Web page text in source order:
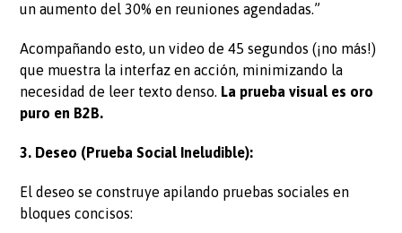
un aumento del 30% en reuniones agendadas.”
Acompañando esto, un video de 45 segundos (¡no más!)
que muestra la interfaz en acción, minimizando la
necesidad de leer texto denso. La prueba visual es oro
puro en B2B.
3. Deseo (Prueba Social Ineludible):
El deseo se construye apilando pruebas sociales en
bloques concisos: